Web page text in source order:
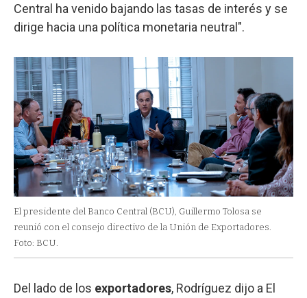
Central ha venido bajando las tasas de interés y se
dirige hacia una política monetaria neutral".
El presidente del Banco Central (BCU), Guillermo Tolosa se
reunió con el consejo directivo de la Unión de Exportadores.
Foto: BCU.
Del lado de los exportadores, Rodríguez dijo a El